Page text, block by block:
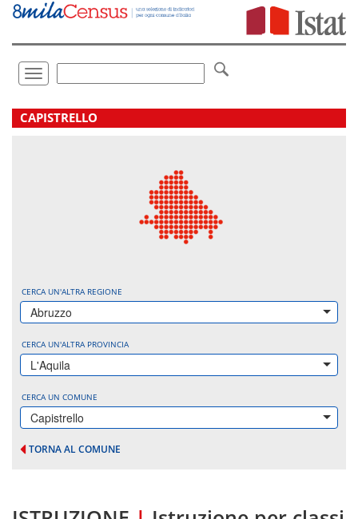
Vai
direttamente
Toggle
navigation
.
CAPISTRELLO
CERCA UN'ALTRA REGIONE
Abruzzo
CERCA UN'ALTRA PROVINCIA
L'Aquila
CERCA UN COMUNE
Capistrello
TORNA AL COMUNE